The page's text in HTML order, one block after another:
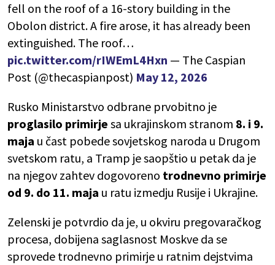
fell on the roof of a 16-story building in the
Obolon district. A fire arose, it has already been
extinguished. The roof…
pic.twitter.com/rIWEmL4Hxn — The Caspian
Post (@thecaspianpost) May 12, 2026
Rusko Ministarstvo odbrane prvobitno je
proglasilo primirje sa ukrajinskom stranom 8. i 9.
maja u čast pobede sovjetskog naroda u Drugom
svetskom ratu, a Tramp je saopštio u petak da je
na njegov zahtev dogovoreno trodnevno primirje
od 9. do 11. maja u ratu izmedju Rusije i Ukrajine.
Zelenski je potvrdio da je, u okviru pregovaračkog
procesa, dobijena saglasnost Moskve da se
sprovede trodnevno primirje u ratnim dejstvima